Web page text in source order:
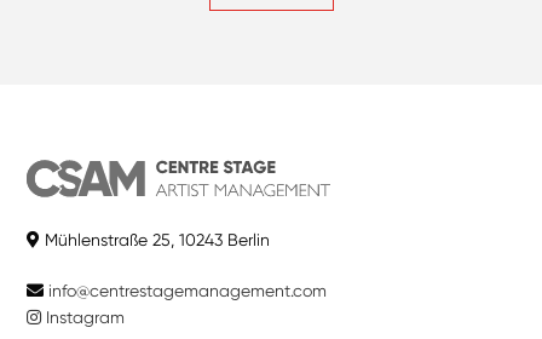
Mühlenstraße 25, 10243 Berlin
info@centrestagemanagement.com
Instagram